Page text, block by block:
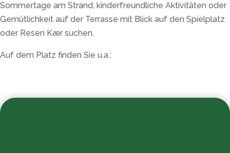
Sommertage am Strand, kinderfreundliche Aktivitäten oder
Gemütlichkeit auf der Terrasse mit Blick auf den Spielplatz
oder Resen Kær suchen.
Auf dem Platz finden Sie u.a.: